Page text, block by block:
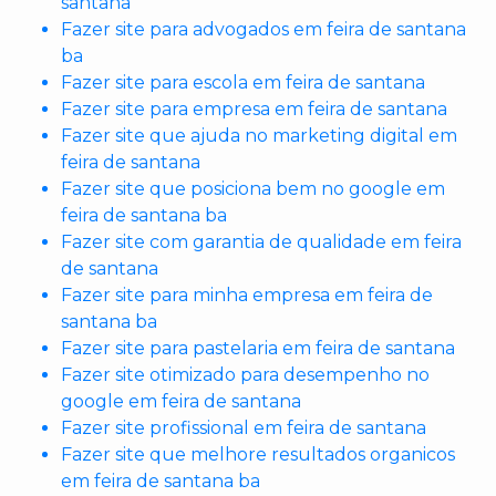
Fazer site para advogados em feira de santana
ba
Fazer site para escola em feira de santana
Fazer site para empresa em feira de santana
Fazer site que ajuda no marketing digital em
feira de santana
Fazer site que posiciona bem no google em
feira de santana ba
Fazer site com garantia de qualidade em feira
de santana
Fazer site para minha empresa em feira de
santana ba
Fazer site para pastelaria em feira de santana
Fazer site otimizado para desempenho no
google em feira de santana
Fazer site profissional em feira de santana
Fazer site que melhore resultados organicos
em feira de santana ba